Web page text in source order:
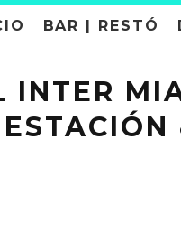
BAR | RESTÓ
INTER